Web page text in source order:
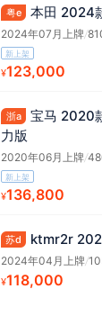
粤e 本田 2024
2024年07月上牌/
新上架
¥123,000
浙a
宝马 2020
力版
2020年06月上牌/
新上架
¥136,800
苏d ktmr2r
2024年04月上牌/
¥118,000